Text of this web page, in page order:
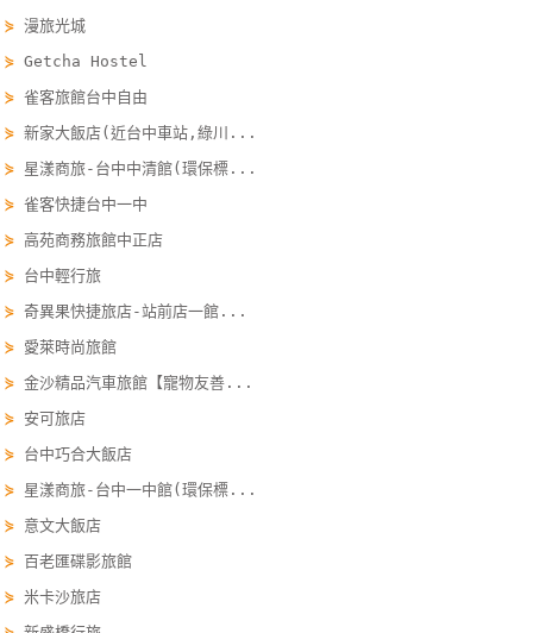
單
Line
線
客
服
利
查
詢
訂
房
Q&A
國
旅
⋟漫旅光城
⋟Getcha Hostel
⋟雀客旅館台中自由
⋟新家大飯店(近台中車站,綠川...
⋟ 星漾商旅-台中中清館(環保標...
⋟雀客快捷台中一中
⋟高苑商務旅館中正店
⋟ 台中輕行旅
⋟奇異果快捷旅店-站前店一館...
⋟ 愛萊時尚旅館
⋟金沙精品汽車旅館【寵物友善...
⋟ 安可旅店
⋟ 台中巧合大飯店
⋟ 星漾商旅-台中一中館(環保標...
⋟ 意文大飯店
⋟百老匯碟影旅館
⋟米卡沙旅店